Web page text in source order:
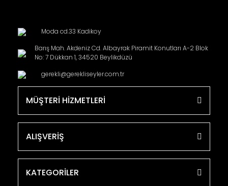
Moda cd.33 Kadikoy
Barış Mah. Akdeniz Cd. Albayrak Piramit Konutları A-2 Blok
No: 7 Dükkan 1, 34520 Beylikdüzü
gerekli@gerekliseyler.com.tr
MÜŞTERİ HİZMETLERİ
ALIŞVERİŞ
KATEGORİLER